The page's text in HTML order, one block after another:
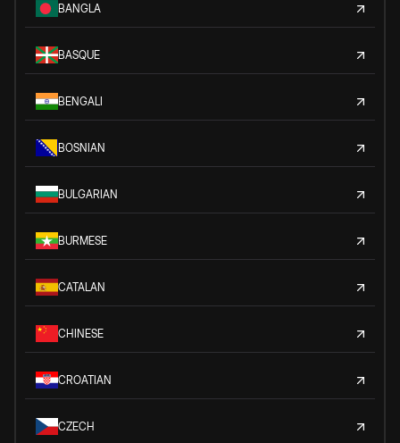
BANGLA
BASQUE
BENGALI
BOSNIAN
BULGARIAN
BURMESE
CATALAN
CHINESE
CROATIAN
CZECH